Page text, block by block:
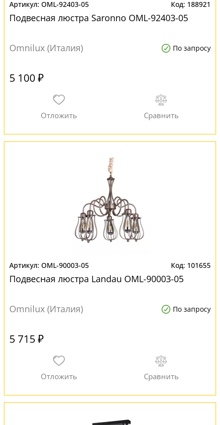
OML-92403-05 188921
Подвесная люстра Saronno OML-92403-05
Omnilux (Италия) По запросу
5 100 ₽
OML-90003-05 101655
Подвесная люстра Landau OML-90003-05
Omnilux (Италия) По запросу
5 715 ₽